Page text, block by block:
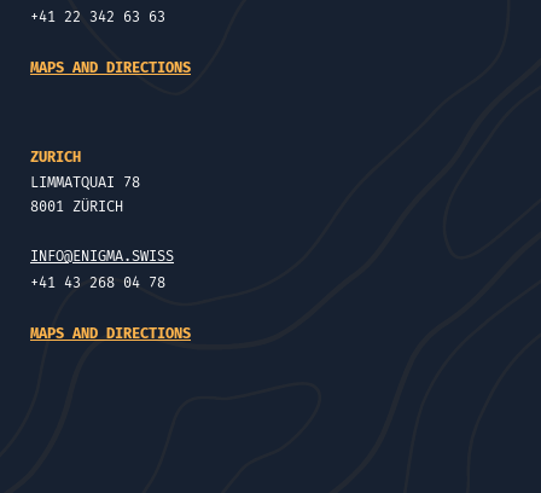
+41 22 342 63 63
MAPS AND DIRECTIONS
ZURICH
LIMMATQUAI 78
8001 ZÜRICH
INFO@ENIGMA.SWISS
+41 43 268 04 78
MAPS AND DIRECTIONS